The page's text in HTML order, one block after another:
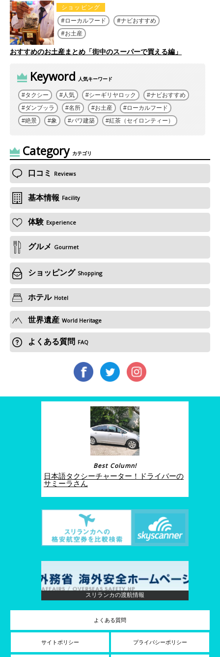
ショッピング
ローカルフード
ナビおすすめ
お土産
おすすめのお土産まとめ「街中のスーパーで買える編」
Keyword 人気キーワード
タクシー 人気 シーギリヤロック
ナビおすすめ
ダンブッラ
名所 お土産
ローカルフード
絶景
象 バワ建築 紅茶（セイロンティー）
Category カテゴリ
口コミ Reviews
基本情報 Facility
体験 Experience
グルメ Gourmet
ショッピング Shopping
ホテル Hotel
世界遺産 World Heritage
よくある質問 FAQ
Best Column!
日本語タクシーチャーター！ドライバーの
サミーラさん
スリランカの渡航情報
よくある質問
サイトポリシー プライバシーポリシー